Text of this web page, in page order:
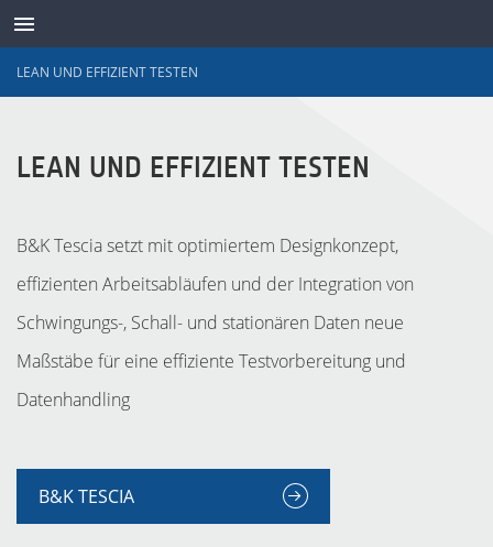
LEAN UND EFFIZIENT TESTEN
LEAN UND EFFIZIENT TESTEN
B&K Tescia setzt mit optimiertem Designkonzept,
effizienten Arbeitsabläufen und der Integration von
Schwingungs-, Schall- und stationären Daten neue
Maßstäbe für eine effiziente Testvorbereitung und
Datenhandling
B&K TESCIA